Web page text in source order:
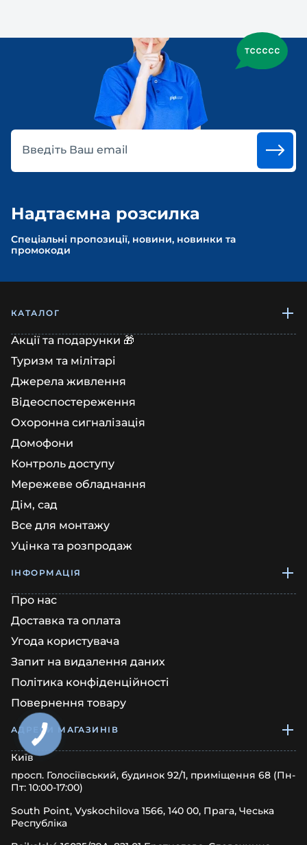
Введіть Ваш email
Надтаємна розсилка
Спеціальні пропозиції, новини, новинки та
промокоди
КАТАЛОГ
Акції та подарунки 🎁
Туризм та мілітарі
Джерела живлення
Відеоспостереження
Охоронна сигналізація
Домофони
Контроль доступу
Мережеве обладнання
Дім, сад
Все для монтажу
Уцінка та розпродаж
ІНФОРМАЦІЯ
Про нас
Доставка та оплата
Угода користувача
Запит на видалення даних
Політика конфіденційності
Повернення товару
АДРЕСИ МАГАЗИНІВ
Київ
просп. Голосіївський, будинок 92/1, приміщення 68 (Пн-
Пт: 10:00-17:00)
South Point, Vyskochilova 1566, 140 00, Прага, Чеська
Республіка